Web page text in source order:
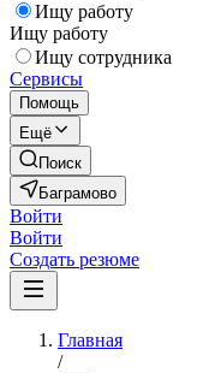
Ищу работу
Ищу работу
Ищу сотрудника
Сервисы
Помощь
Ещё
Поиск
Баграмово
Войти
Войти
Создать резюме
Главная
/